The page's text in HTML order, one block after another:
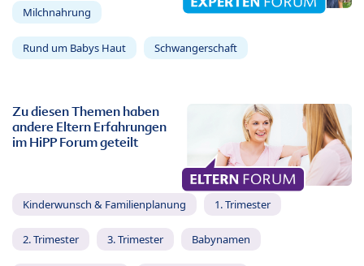
Milchnahrung
Rund um Babys Haut Schwangerschaft
Zu diesen Themen haben
andere Eltern Erfahrungen
im HiPP Forum geteilt
Kinderwunsch & Familienplanung 1. Trimester
2. Trimester 3. Trimester Babynamen